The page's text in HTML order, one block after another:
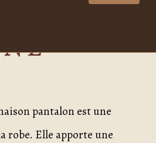
pantalon est une
robe. Elle apporte une